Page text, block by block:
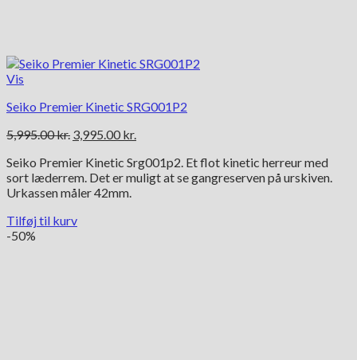
Vis
Seiko Premier Kinetic SRG001P2
5,995.00kr. Den
pris
var:
5,995.00 kr..
3,995.00 kr.
pris
er:
Seiko Premier Kinetic Srg001p2. Et flot kinetic herreur med
sort læderrem. Det er muligt at se gangreserven på urskiven.
Urkassen måler 42mm.
Tilføj til kurv
-50%